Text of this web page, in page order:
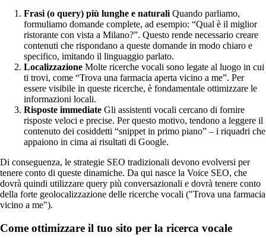
Frasi (o query) più lunghe e naturali Quando parliamo,
formuliamo domande complete, ad esempio: “Qual è il miglior
ristorante con vista a Milano?”. Questo rende necessario creare
contenuti che rispondano a queste domande in modo chiaro e
specifico, imitando il linguaggio parlato.
Localizzazione Molte ricerche vocali sono legate al luogo in cui
ti trovi, come “Trova una farmacia aperta vicino a me”. Per
essere visibile in queste ricerche, è fondamentale ottimizzare le
informazioni locali.
Risposte immediate Gli assistenti vocali cercano di fornire
risposte veloci e precise. Per questo motivo, tendono a leggere il
contenuto dei cosiddetti “snippet in primo piano” – i riquadri che
appaiono in cima ai risultati di Google.
Di conseguenza, le strategie SEO tradizionali devono evolversi per
tenere conto di queste dinamiche. Da qui nasce la Voice SEO, che
dovrà quindi utilizzare query più conversazionali e dovrà tenere conto
della forte geolocalizzazione delle ricerche vocali ("Trova una farmacia
vicino a me").
Come ottimizzare il tuo sito per la ricerca vocale